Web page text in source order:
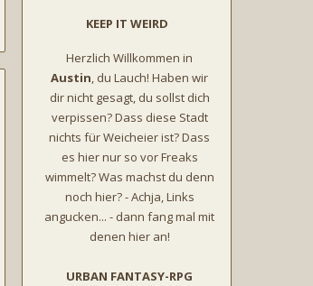
KEEP IT WEIRD
Herzlich Willkommen in
Austin, du Lauch! Haben wir
dir nicht gesagt, du sollst dich
verpissen? Dass diese Stadt
nichts für Weicheier ist? Dass
es hier nur so vor Freaks
wimmelt? Was machst du denn
noch hier? - Achja, Links
angucken... - dann fang mal mit
denen hier an!
URBAN FANTASY-RPG